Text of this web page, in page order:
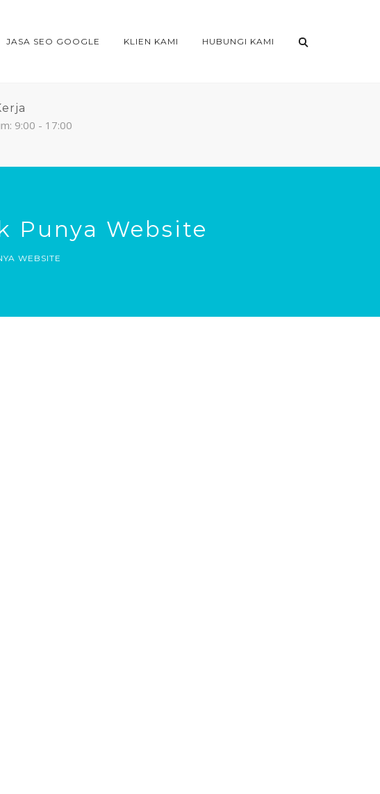
JASA SEO GOOGLE KLIEN KAMI HUBUNGI KAMI
9:00 - 17:00
Punya Website
WEBSITE